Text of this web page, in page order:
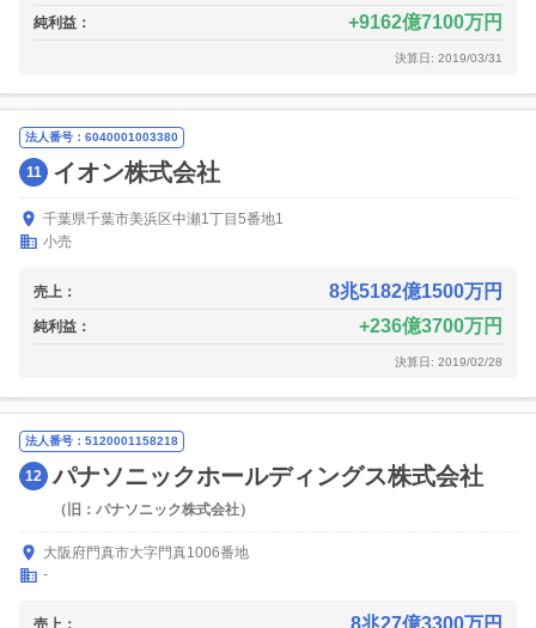
純利益： 9162億7100万円
決算日: 2019/03/31
法人番号：6040001003380
11 イオン株式会社
千葉県千葉市美浜区中瀬1丁目5番地1
小売
売上： 8兆5182億1500万円
純利益： 236億3700万円
決算日: 2019/02/28
法人番号：5120001158218
12 パナソニックホールディングス株式会社
（旧：パナソニック株式会社）
大阪府門真市大字門真1006番地
-
売上： 8兆27億3300万円